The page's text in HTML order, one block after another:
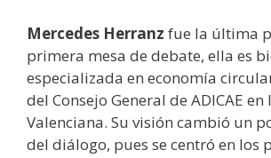
Mercedes Herranz fue la última
primera mesa de debate, ella es
especializada en economía
del Consejo General de ADICAE
Valenciana. Su visión cambió un
del diálogo, pues se centró en los